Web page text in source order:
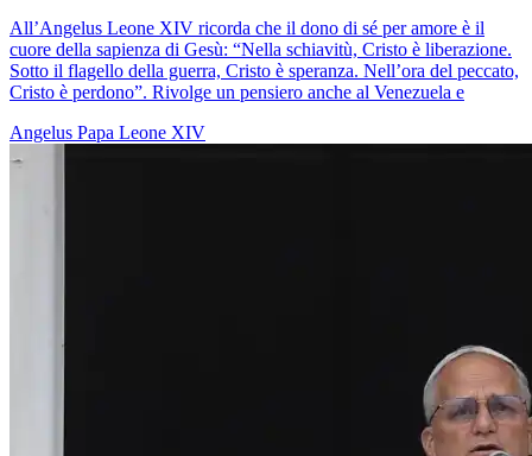
All’Angelus Leone XIV ricorda che il dono di sé per amore è il
cuore della sapienza di Gesù: “Nella schiavitù, Cristo è liberazione.
Sotto il flagello della guerra, Cristo è speranza. Nell’ora del peccato,
Cristo è perdono”. Rivolge un pensiero anche al Venezuela e
Angelus Papa Leone XIV